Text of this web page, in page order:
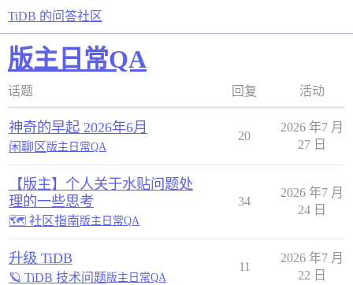
TiDB 的问答社区
版主日常QA
话题 回复 活动
神奇的早起 2026年6月
闲聊区 版主日常QA
20
2026 年7 月
27 日
【版主】个人关于水贴问题处
理的一些思考
🗺 社区指南版主日常QA
34
2026 年7 月
24 日
升级 TiDB
🪐 TiDB 技术问题版主日常QA
11
2026 年7 月
22 日